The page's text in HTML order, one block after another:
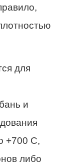
для
и
+700 С,
либо